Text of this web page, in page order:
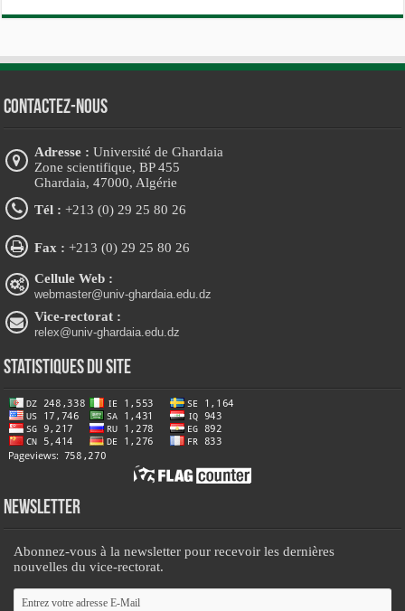
Contactez-nous
Adresse : Université de Ghardaia
Zone scientifique, BP 455
Ghardaia, 47000, Algérie
Tél : +213 (0) 29 25 80 26
Fax : +213 (0) 29 25 80 26
Cellule Web :
webmaster@univ-ghardaia.edu.dz
Vice-rectorat :
relex@univ-ghardaia.edu.dz
Statistiques du site
Newsletter
Abonnez-vous à la newsletter pour recevoir les dernières
nouvelles du vice-rectorat.